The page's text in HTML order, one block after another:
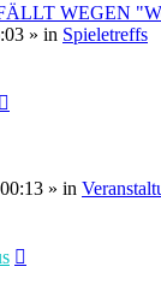
WEGEN
» in Spieletreffs
» in